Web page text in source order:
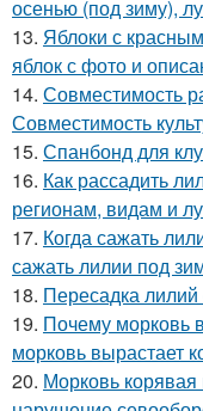
осенью (под зиму),
13. Яблоки с
яблок с фото и
14. Совместимость
Совместимость
15. Спанбонд для
16. Как рассадить
регионам, видам и
17. Когда сажать
сажать лилии под
18. Пересадка
19. Почему морковь
морковь вырастает
20. Морковь